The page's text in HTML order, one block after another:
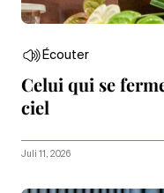
Écouter
Celui qui se
ciel
Juli 11, 2026